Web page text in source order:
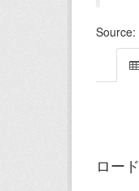
Source: